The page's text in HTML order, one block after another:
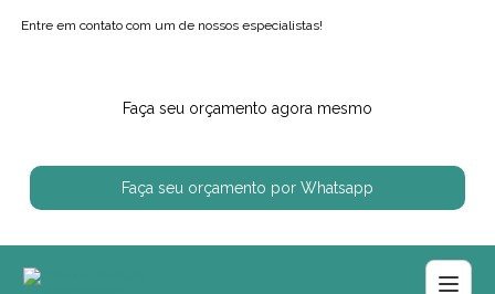
Entre em contato com um de nossos especialistas!
Faça seu orçamento agora mesmo
Faça seu orçamento por Whatsapp